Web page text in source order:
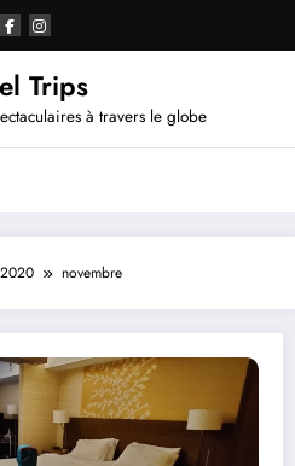
Trips
à travers le globe
2020 novembre